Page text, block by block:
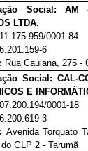
Social: AM
LTDA.
11.175.959/0001-84
6
Rua Cauiana, 275 -
Social: CAL-
E
07.200.194/0001-18
3
Avenida Torquato
GLP 2 - Tarumã